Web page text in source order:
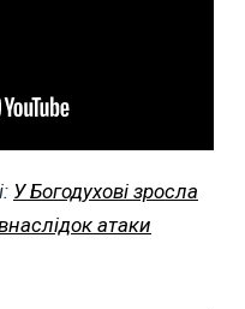
У Богодухові зросла
атаки